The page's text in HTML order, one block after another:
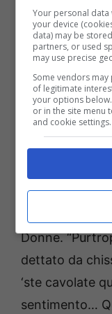
Lo stesso
suo profilo
molto
parlo mai di
evitare di
siamo arrivati
chiedendo
un momento
“;
Donne.
dettato da
‘ste cavolate
sentimento…
Your personal
your device
data) may be
partners, or used
may use precise
Some vendors
of legitimate
your options
or in the site menu
and cookie settings.